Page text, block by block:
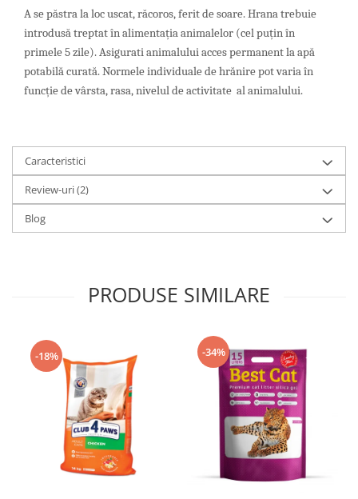
A se păstra la loc uscat, răcoros, ferit de soare. Hrana trebuie
introdusă treptat în alimentația animalelor (cel puțin în
primele 5 zile). Asigurati animalului acces permanent la apă
potabilă curată. Normele individuale de hrănire pot varia în
funcție de vârsta, rasa, nivelul de activitate al animalului.
Caracteristici
Review-uri(2)
Blog
PRODUSE SIMILARE
-18% -34%